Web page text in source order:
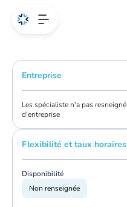
Entreprise
Les spécialiste n'a pas resneigné
d'entreprise
Flexibilité et taux horaires
Disponibilité
Non renseignée